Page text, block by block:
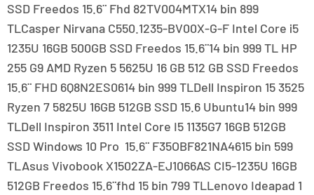
SSD Freedos 15.6¨ Fhd 82TV004MTX14 bin 899
TLCasper Nirvana C550.1235-BV00X-G-F Intel Core i5
1235U 16GB 500GB SSD Freedos 15.6¨14 bin 999 TL HP
255 G9 AMD Ryzen 5 5625U 16 GB 512 GB SSD Freedos
15.6¨ FHD 6Q8N2ES0614 bin 999 TLDell Inspiron 15 3525
Ryzen 7 5825U 16GB 512GB SSD 15.6 Ubuntu14 bin 999
TLDell Inspiron 3511 Intel Core I5 1135G7 16GB 512GB
SSD Windows 10 Pro 15.6¨ F35OBF821NA4615 bin 599
TLAsus Vivobook X1502ZA-EJ1066AS CI5-1235U 16GB
512GB Freedos 15.6¨fhd 15 bin 799 TLLenovo Ideapad 1